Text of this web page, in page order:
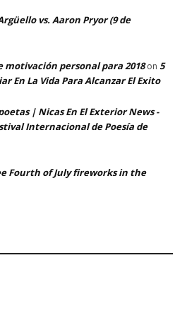
vs. Aaron Pryor (9 de
motivación personal para 2018on 5
En La Vida Para Alcanzar El Exito
| Nicas En El Exterior News -
Internacional de Poesía de
Fourth of July fireworks in the